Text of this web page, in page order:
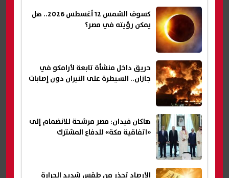
كسوف الشمس 12 أغسطس 2026.. هل
يمكن رؤيته في مصر؟
حريق داخل منشأة تابعة لأرامكو في
جازان.. السيطرة على النيران دون إصابات
هاكان فيدان: مصر مرشحة للانضمام إلى
«اتفاقية مكة» للدفاع المشترك
الأرصاد تحذر من طقس شديد الحرارة